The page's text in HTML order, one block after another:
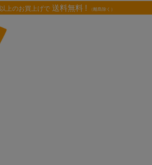
以上のお買上げで 送料無料 ! （離島除く）